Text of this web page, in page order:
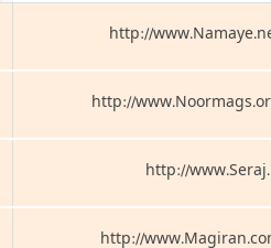
بانک مقالات نمايه
بانک مقالات مجلات تخصصی
بانک مقالات اسلامی
بانک مقالات مگيران